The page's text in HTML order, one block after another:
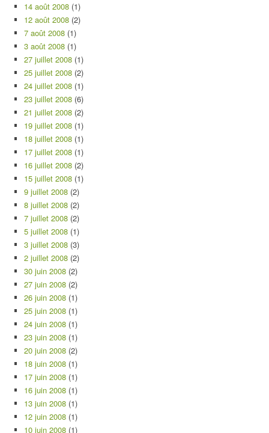
14 août 2008 (1)
12 août 2008 (2)
7 août 2008 (1)
3 août 2008 (1)
27 juillet 2008 (1)
25 juillet 2008 (2)
24 juillet 2008 (1)
23 juillet 2008 (6)
21 juillet 2008 (2)
19 juillet 2008 (1)
18 juillet 2008 (1)
17 juillet 2008 (1)
16 juillet 2008 (2)
15 juillet 2008 (1)
9 juillet 2008 (2)
8 juillet 2008 (2)
7 juillet 2008 (2)
5 juillet 2008 (1)
3 juillet 2008 (3)
2 juillet 2008 (2)
30 juin 2008 (2)
27 juin 2008 (2)
26 juin 2008 (1)
25 juin 2008 (1)
24 juin 2008 (1)
23 juin 2008 (1)
20 juin 2008 (2)
18 juin 2008 (1)
17 juin 2008 (1)
16 juin 2008 (1)
13 juin 2008 (1)
12 juin 2008 (1)
10 juin 2008 (1)